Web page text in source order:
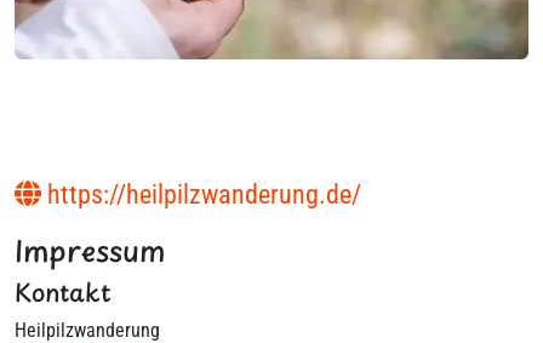
https://heilpilzwanderung.de/
Impressum
Kontakt
Heilpilzwanderung